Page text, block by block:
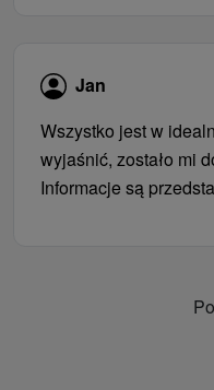
Jan
Wszystko jest w
wyjaśnić, zostało mi
Informacje są